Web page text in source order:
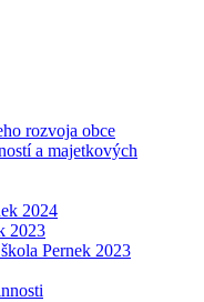
rozvoja obce
a majetkových
2024
2023
Pernek 2023